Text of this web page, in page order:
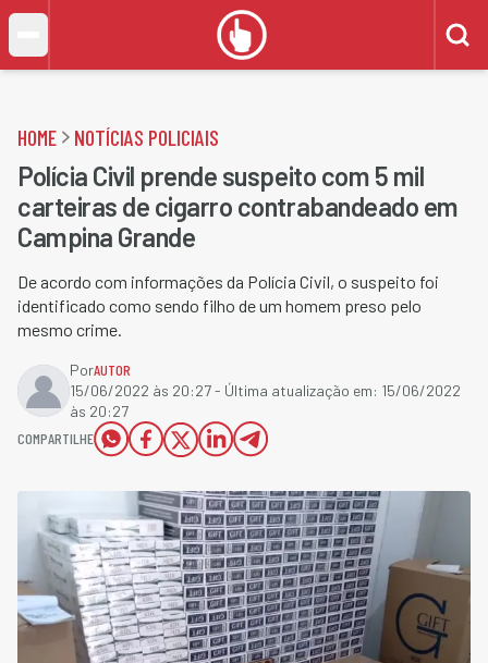
HOME NOTÍCIAS POLICIAIS
Polícia Civil prende suspeito com 5 mil
carteiras de cigarro contrabandeado em
Campina Grande
De acordo com informações da Polícia Civil, o suspeito foi
identificado como sendo filho de um homem preso pelo
mesmo crime.
PorAUTOR
15/06/2022 às 20:27- Última atualização em: 15/06/2022
às 20:27
COMPARTILHE